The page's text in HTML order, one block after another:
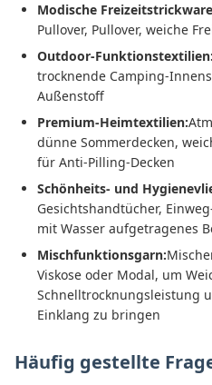
Modische
Pullover, Pullover, weiche
Outdoor-Funktionstextilien:
trocknende Camping-
Außenstoff
Premium-Heimtextilien:
dünne Sommerdecken,
für Anti-Pilling-Decken
Schönheits- und
Gesichtshandtücher,
mit Wasser aufgetragenes
Mischfunktionsgarn:
Viskose oder Modal, um
Schnelltrocknungsleistung
Einklang zu bringen
Häufig gestellte